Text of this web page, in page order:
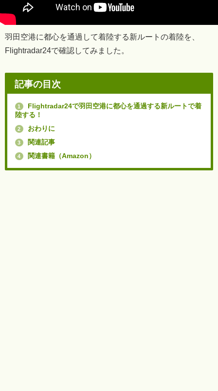
羽田空港に都心を通過して着陸する新ルートの着陸を、
Flightradar24で確認してみました。
記事の目次
1
Flightradar24で羽田空港に都心を通過する新ルートで着
陸する！
2 おわりに
3 関連記事
4 関連書籍（Amazon）